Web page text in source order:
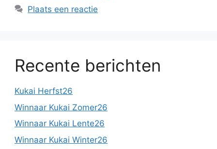
Plaats een reactie
Recente berichten
Kukai Herfst26
Winnaar Kukai Zomer26
Winnaar Kukai Lente26
Winnaar Kukai Winter26